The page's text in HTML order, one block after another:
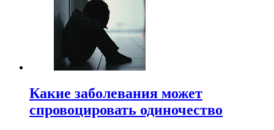
Какие заболевания может
спровоцировать одиночество